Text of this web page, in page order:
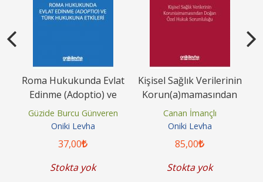
Roma Hukukunda Evlat
Edinme (Adoptio) ve
Türk Hukukuna Etkileri
Güzide Burcu Günveren
Oniki Levha
37,00
Stokta yok
Kişisel Sağlık Verilerinin
Korun(a)mamasından
Doğan Özel Hukuk
Sorumluluğu
Canan İmançlı
Oniki Levha
85,00
Stokta yok